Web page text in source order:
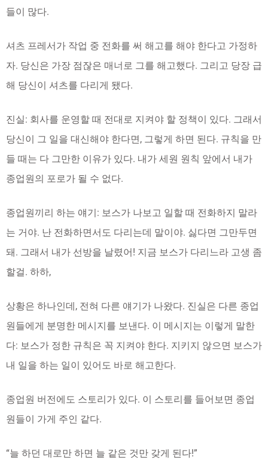
들이 많다.
셔츠 프레서가 작업 중 전화를 써 해고를 해야 한다고 가정하
자. 당신은 가장 점잖은 매너로 그를 해고했다. 그리고 당장 급
해 당신이 셔츠를 다리게 됐다.
진실: 회사를 운영할 때 전대로 지켜야 할 정책이 있다. 그래서
당신이 그 일을 대신해야 한다면, 그렇게 하면 된다. 규칙을 만
들 때는 다 그만한 이유가 있다. 내가 세원 원칙 앞에서 내가
종업원의 포로가 될 수 없다.
종업원끼리 하는 얘기: 보스가 나보고 일할 때 전화하지 말라
는 거야. 난 전화하면서도 다리는데 말이야. 싫다면 그만두면
돼. 그래서 내가 선방을 날렸어! 지금 보스가 다리느라 고생 좀
할걸. 하하,
상황은 하나인데, 전혀 다른 얘기가 나왔다. 진실은 다른 종업
원들에게 분명한 메시지를 보낸다. 이 메시지는 이렇게 말한
다: 보스가 정한 규칙은 꼭 지켜야 한다. 지키지 않으면 보스가
내 일을 하는 일이 있어도 바로 해고한다.
종업원 버전에도 스토리가 있다. 이 스토리를 들어보면 종업
원들이 가게 주인 같다.
“늘 하던 대로만 하면 늘 같은 것만 갖게 된다!”